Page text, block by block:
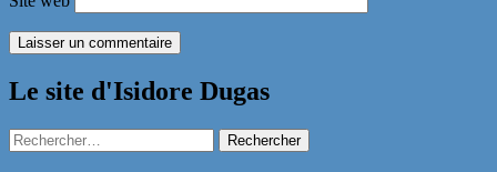
Le site d'Isidore Dugas
Rechercher :